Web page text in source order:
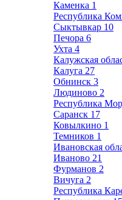
Каменка 1
Республика
Сыктывкар 10
Печора 6
Ухта 4
Калужская
Калуга 27
Обнинск 3
Людиново 2
Республика
Саранск 17
Ковылкино 1
Темников 1
Ивановская
Иваново 21
Фурманов 2
Вичуга 2
Республика